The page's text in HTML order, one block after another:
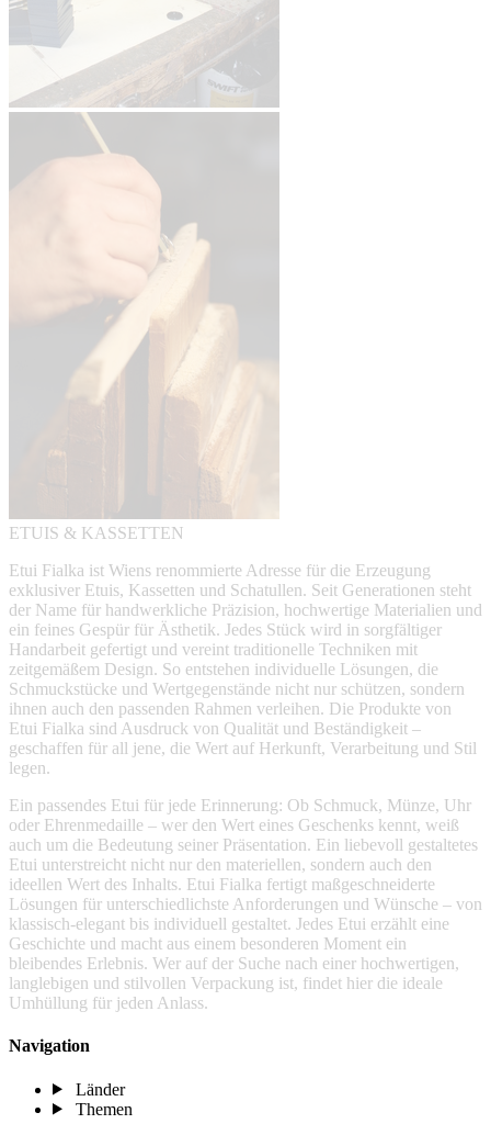
ETUIS & KASSETTEN
Etui Fialka ist Wiens renommierte Adresse für die Erzeugung
exklusiver Etuis, Kassetten und Schatullen. Seit Generationen steht
der Name für handwerkliche Präzision, hochwertige Materialien und
ein feines Gespür für Ästhetik. Jedes Stück wird in sorgfältiger
Handarbeit gefertigt und vereint traditionelle Techniken mit
zeitgemäßem Design. So entstehen individuelle Lösungen, die
Schmuckstücke und Wertgegenstände nicht nur schützen, sondern
ihnen auch den passenden Rahmen verleihen. Die Produkte von
Etui Fialka sind Ausdruck von Qualität und Beständigkeit –
geschaffen für all jene, die Wert auf Herkunft, Verarbeitung und Stil
legen.
Ein passendes Etui für jede Erinnerung: Ob Schmuck, Münze, Uhr
oder Ehrenmedaille – wer den Wert eines Geschenks kennt, weiß
auch um die Bedeutung seiner Präsentation. Ein liebevoll gestaltetes
Etui unterstreicht nicht nur den materiellen, sondern auch den
ideellen Wert des Inhalts. Etui Fialka fertigt maßgeschneiderte
Lösungen für unterschiedlichste Anforderungen und Wünsche – von
klassisch-elegant bis individuell gestaltet. Jedes Etui erzählt eine
Geschichte und macht aus einem besonderen Moment ein
bleibendes Erlebnis. Wer auf der Suche nach einer hochwertigen,
langlebigen und stilvollen Verpackung ist, findet hier die ideale
Umhüllung für jeden Anlass.
Navigation
Länder
Themen